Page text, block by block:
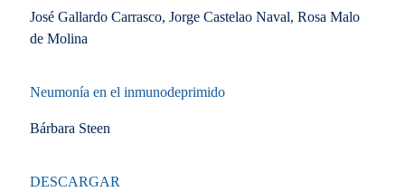
José Gallardo Carrasco, Jorge Castelao Naval, Rosa Malo
de Molina
Neumonía en el inmunodeprimido
Bárbara Steen
DESCARGAR